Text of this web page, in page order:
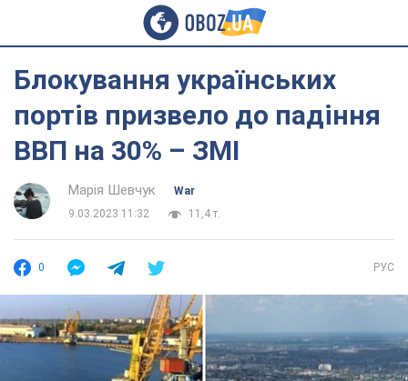
Блокування українських
портів призвело до падіння
ВВП на 30% – ЗМІ
Марія Шевчук
War
9.03.2023 11:32
11,4 т.
0 РУС